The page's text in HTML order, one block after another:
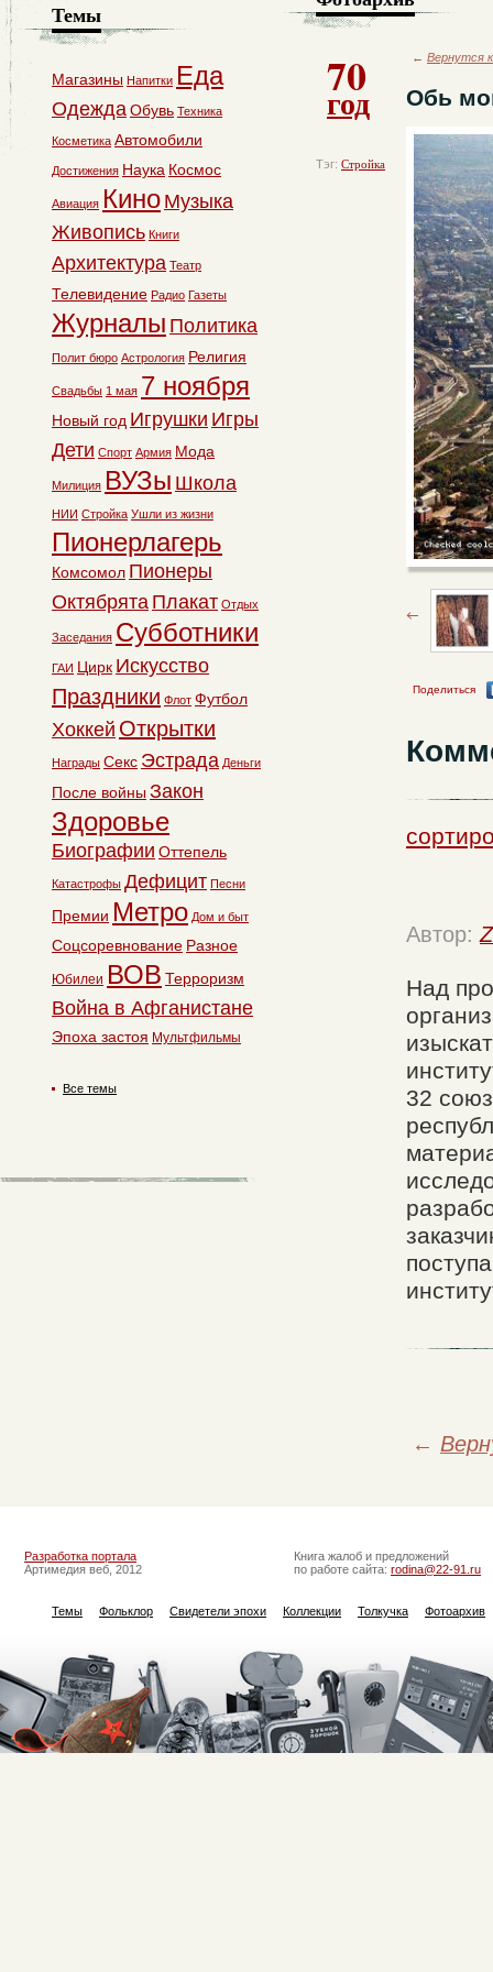
70
год
Тэг: Стройка
← Вернутся
Обь
Поделиться
Автор:
Над
32
←
Темы
Магазины Напитки Еда
ОдеждаОбувь Техника
Косметика Автомобили
Достижения Наука Космос
Авиация Кино Музыка
Живопись Книги
Архитектура Театр
Телевидение Радио Газеты
Журналы Политика
Полит бюро Астрология Религия
Свадьбы 1 мая 7 ноября
Новый год Игрушки Игры
Дети Спорт Армия Мода
Милиция ВУЗы Школа
НИИ Стройка Ушли из жизни
Пионерлагерь
Комсомол Пионеры
Октябрята Плакат Отдых
Заседания Субботники
ГАИ Цирк Искусство
Праздники Флот Футбол
Хоккей Открытки
Награды Секс Эстрада Деньги
После войны Закон
Здоровье
Биографии Оттепель
Катастрофы Дефицит Песни
Премии Метро Дом и быт
Соцсоревнование Разное
Юбилеи ВОВ Терроризм
Война в Афганистане
Эпоха застоя Мультфильмы
Все темы
Разработка портала
Артимедия веб, 2012
Книга жалоб и предложений
по работе сайта: rodina@22-91.ru
Темы Фольклор Свидетели эпохи Коллекции Толкучка Фотоархив